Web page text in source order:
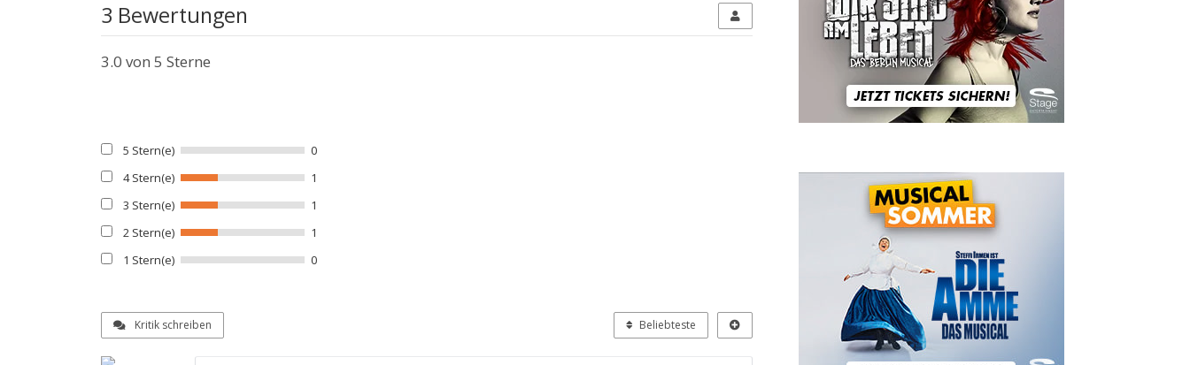
3 Bewertungen
3.0 von 5 Sterne
5 Stern(e)
0
4 Stern(e)
1
3 Stern(e)
1
2 Stern(e)
1
1 Stern(e)
0
Kritik schreiben Beliebteste